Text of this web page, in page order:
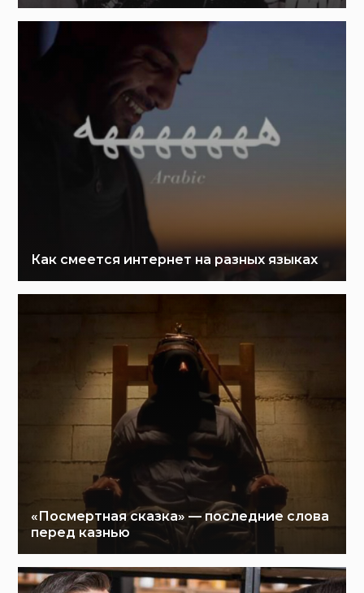
Как смеется интернет на разных языках
«Посмертная сказка» — последние слова
перед казнью